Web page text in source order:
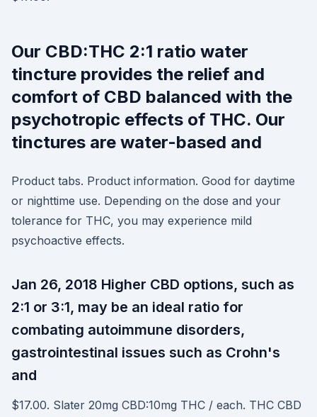
Our CBD:THC 2:1 ratio water
tincture provides the relief and
comfort of CBD balanced with the
psychotropic effects of THC. Our
tinctures are water-based and
Product tabs. Product information. Good for daytime
or nighttime use. Depending on the dose and your
tolerance for THC, you may experience mild
psychoactive effects.
Jan 26, 2018 Higher CBD options, such as
2:1 or 3:1, may be an ideal ratio for
combating autoimmune disorders,
gastrointestinal issues such as Crohn's
and
$17.00. Slater 20mg CBD:10mg THC / each. THC CBD